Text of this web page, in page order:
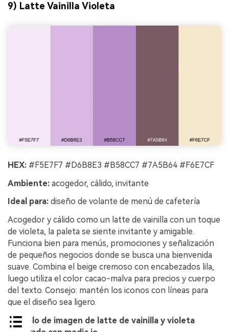
9) Latte Vainilla Violeta
HEX: #F5E7F7 #D6B8E3 #B58CC7 #7A5B64 #F6E7CF
Ambiente: acogedor, cálido, invitante
Ideal para: diseño de volante de menú de cafetería
Acogedor y cálido como un latte de vainilla con un toque
de violeta, la paleta se siente invitante y amigable.
Funciona bien para menús, promociones y señalización
de pequeños negocios donde se busca una bienvenida
suave. Combina el beige cremoso con encabezados lila,
luego utiliza el color cacao-malva para precios y cuerpo
del texto. Consejo: mantén los iconos con líneas para
que el diseño sea ligero.
Ejemplo de imagen de latte de vainilla y violeta